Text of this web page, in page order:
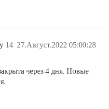
27.Август.2022 05:00:28
14
через 4 дня. Новые